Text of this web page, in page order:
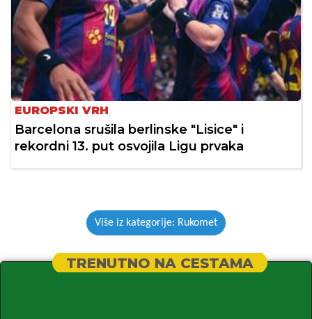
EUROPSKI VRH
Barcelona srušila berlinske "Lisice" i
rekordni 13. put osvojila Ligu prvaka
Više iz kategorije: Rukomet
TRENUTNO NA CESTAMA